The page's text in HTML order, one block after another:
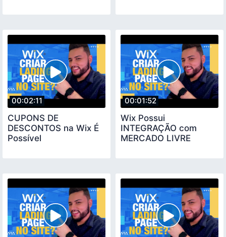
00:02:11
CUPONS DE
DESCONTOS na Wix É
Possível
00:01:52
Wix Possui
INTEGRAÇÃO com
MERCADO LIVRE